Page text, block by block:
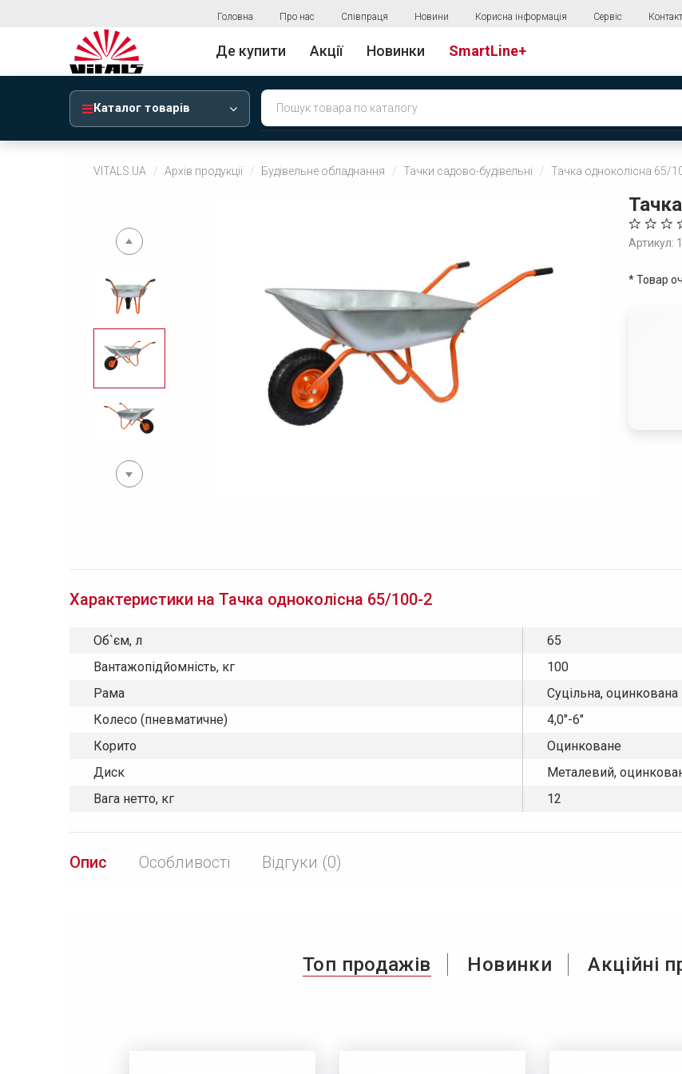
Головна Про нас Співпраця Новини Корисна інформація Сервіс
Де купити Акції Новинки SmartLine+
Каталог товарів
VITALS.UA Архів продукції Будівельне обладнання Тачки садово-будівельні Тачка одноколісна 65/
Артикул:
* Товар
Характеристики на Тачка одноколісна 65/100-2
Об`єм, л
65
Вантажопідйомність, кг
100
Рама
Суцільна, оцинкована
Колесо (пневматичне)
4,0"-6"
Корито
Оцинковане
Диск
Металевий,
Вага нетто, кг
12
Опис Особливості Відгуки (0)
Топ продажів Новинки Акційні